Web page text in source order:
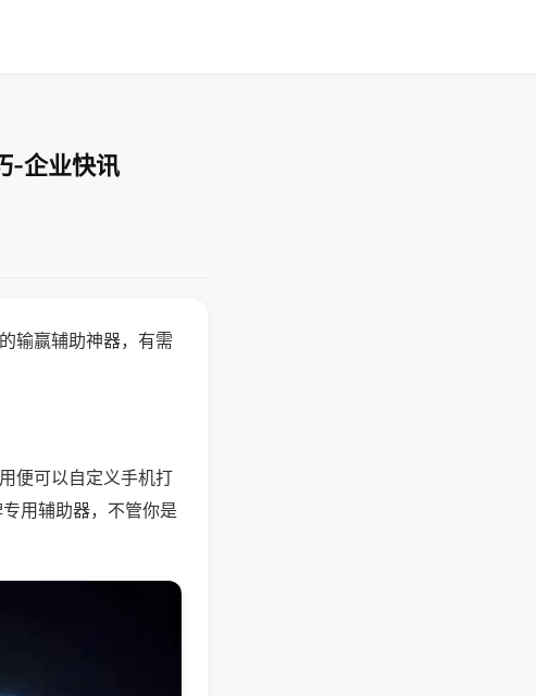
-企业快讯
输赢辅助神器，有需
便可以自定义手机打
用辅助器，不管你是